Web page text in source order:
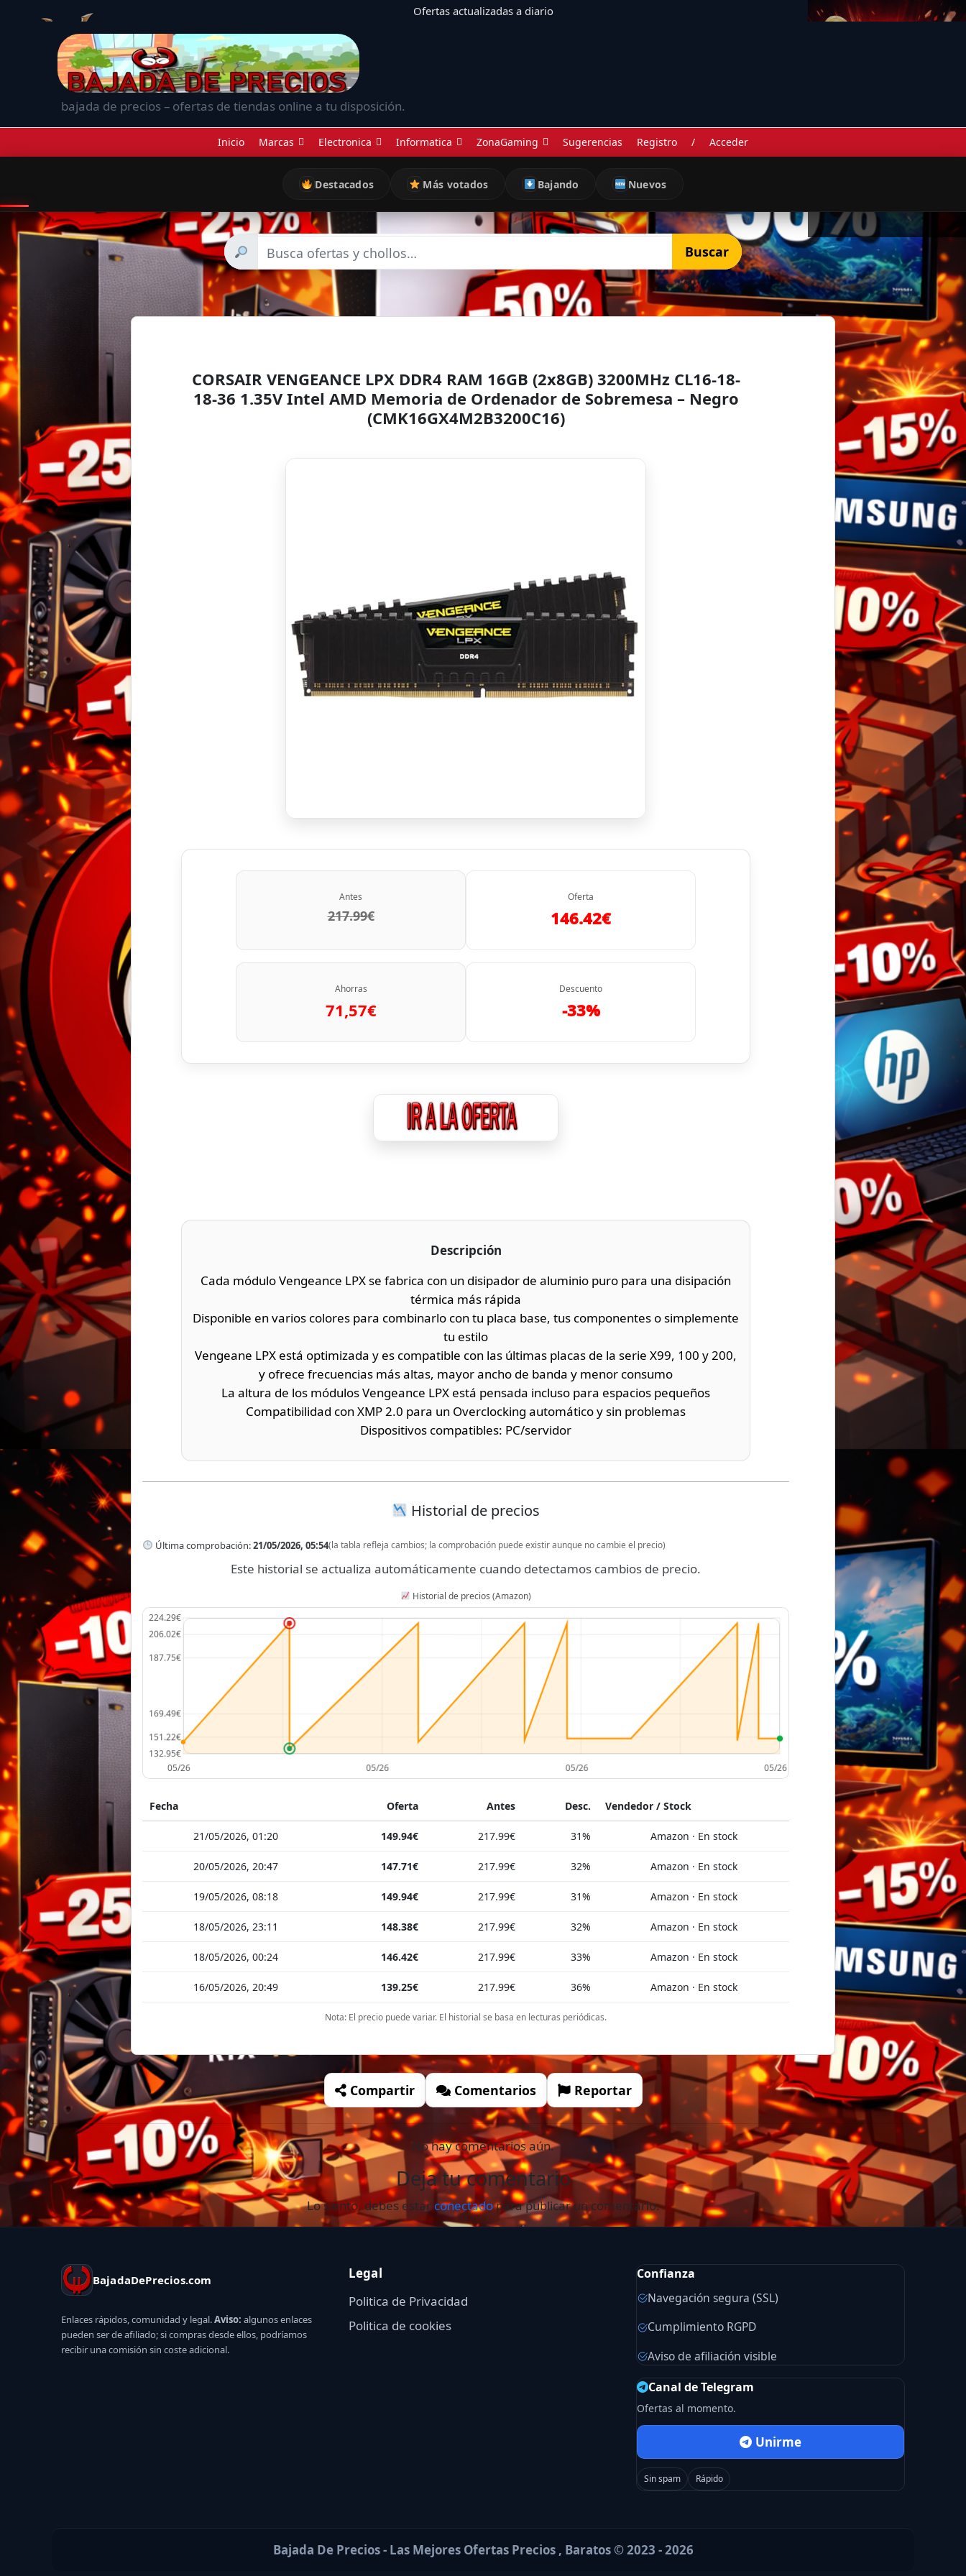
Ofertas actualizadas a diario
bajada de precios – ofertas de tiendas online a tu disposición.
Inicio Marcas Electronica Informatica ZonaGaming Sugerencias Registro / Acceder
Destacados Más votados Bajando Nuevos
Buscar
CORSAIR VENGEANCE LPX DDR4 RAM 16GB (2x8GB) 3200MHz CL16-18-
18-36 1.35V Intel AMD Memoria de Ordenador de Sobremesa – Negro
(CMK16GX4M2B3200C16)
Antes
217.99€
Oferta
146.42€
Ahorras
71,57€
Descuento
-33%
Descripción
Cada módulo Vengeance LPX se fabrica con un disipador de aluminio puro para una disipación
térmica más rápida
Disponible en varios colores para combinarlo con tu placa base, tus componentes o simplemente
tu estilo
Vengeane LPX está optimizada y es compatible con las últimas placas de la serie X99, 100 y 200,
y ofrece frecuencias más altas, mayor ancho de banda y menor consumo
La altura de los módulos Vengeance LPX está pensada incluso para espacios pequeños
Compatibilidad con XMP 2.0 para un Overclocking automático y sin problemas
Dispositivos compatibles: PC/servidor
Historial de precios
Última comprobación:21/05/2026, 05:54(la tabla refleja cambios; la comprobación puede existir aunque no cambie el precio)
Este historial se actualiza automáticamente cuando detectamos cambios de precio.
Historial de precios (Amazon)
Fecha Oferta Antes Desc. Vendedor / Stock
21/05/2026, 01:20 149.94€ 217.99€ 31% Amazon · En stock
20/05/2026, 20:47 147.71€ 217.99€ 32% Amazon · En stock
19/05/2026, 08:18 149.94€ 217.99€ 31% Amazon · En stock
18/05/2026, 23:11 148.38€ 217.99€ 32% Amazon · En stock
18/05/2026, 00:24 146.42€ 217.99€ 33% Amazon · En stock
16/05/2026, 20:49 139.25€ 217.99€ 36% Amazon · En stock
Nota: El precio puede variar. El historial se basa en lecturas periódicas.
Compartir Comentarios Reportar
No hay comentarios aún.
Deja tu comentario
Lo siento, debes estar conectadopara publicar un comentario.
BajadaDePrecios.com
Enlaces rápidos, comunidad y legal.Aviso: algunos enlaces
pueden ser de afiliado; si compras desde ellos, podríamos
recibir una comisión sin coste adicional.
Legal
Politica de Privacidad
Politica de cookies
Confianza
Navegación segura (SSL)
Cumplimiento RGPD
Aviso de afiliación visible
Canal de Telegram
Ofertas al momento.
Unirme
Sin spam Rápido
Bajada De Precios - Las Mejores Ofertas Precios , Baratos © 2023 - 2026